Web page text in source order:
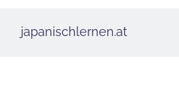
japanischlernen.at